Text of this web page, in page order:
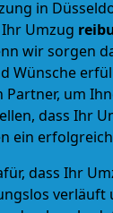
in
Umzug
wir sorgen
Wünsche
Partner, um
dass Ihr
ein
dass Ihr
verläuft